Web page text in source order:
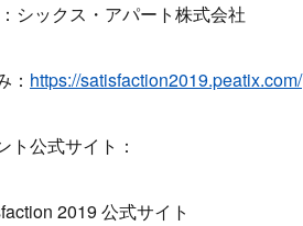
シックス・アパート株式会社
： https://satisfaction2019.peatix.com/
ト公式サイト：
2019 公式サイト